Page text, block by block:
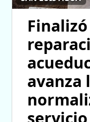
avanza
servicio